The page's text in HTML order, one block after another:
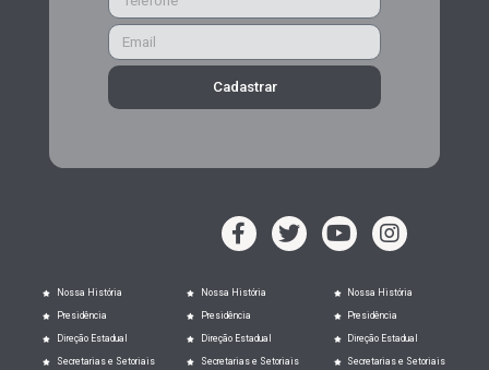
Cadastrar
Nossa História
Presidência
Direção Estadual
Secretarias e Setoriais
Nossa História
Presidência
Direção Estadual
Secretarias e Setoriais
Nossa História
Presidência
Direção Estadual
Secretarias e Setoriais